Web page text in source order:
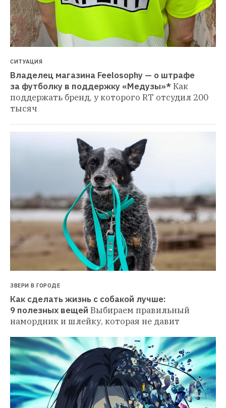
СИТУАЦИЯ
Владелец магазина Feelosophy — о штрафе
за футболку в поддержку «Медузы»*Как
поддержать бренд, у которого RT отсудил 200
тысяч
ЗВЕРИ В ГОРОДЕ
Как сделать жизнь с собакой лучше:
9 полезных вещей Выбираем правильный
намордник и шлейку, которая не давит